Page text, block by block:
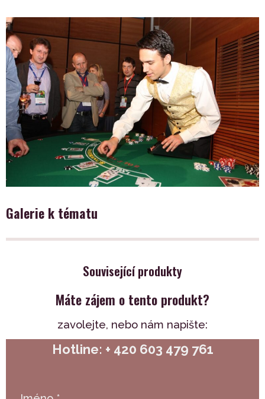
Galerie k tématu
Související produkty
Máte zájem o tento produkt?
zavolejte, nebo nám napište:
Hotline: + 420 603 479 761